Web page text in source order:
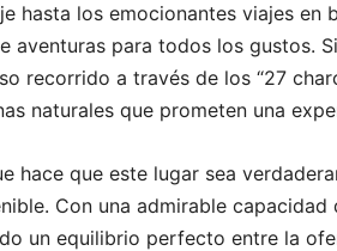
hasta los emocionantes viajes
aventuras para todos los gustos.
recorrido a través de los “27
naturales que prometen una
hace que este lugar sea
Con una admirable
un equilibrio perfecto entre la